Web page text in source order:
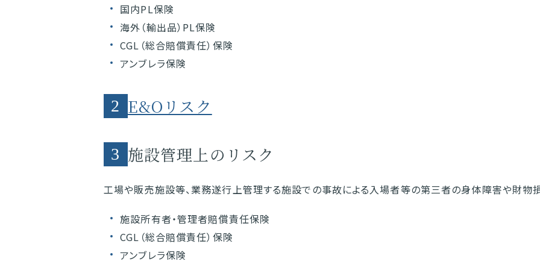
国内PL保険
海外（輸出品）PL保険
CGL（総合賠償責任）保険
アンブレラ保険
2 E&Oリスク
3 施設管理上のリスク
工場や販売施設等、業務遂行上管理する施設での事故による入場者等の第三者の身体障害や財物
施設所有者・管理者賠償責任保険
CGL（総合賠償責任）保険
アンブレラ保険